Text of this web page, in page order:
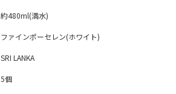
約480ml(満水)
ファインポーセレン(ホワイト)
SRI LANKA
5個